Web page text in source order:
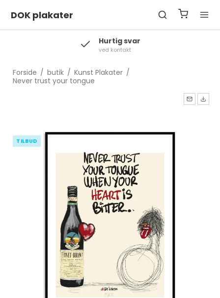
DOK plakater
Hurtig svar
ved kontakt
Forside / butik / Kunst Plakater /
Never trust your tongue
TILBUD